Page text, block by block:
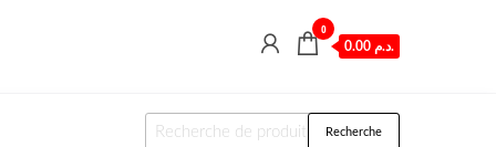
0
0.00 د.م.
Recherche pour : Recherche